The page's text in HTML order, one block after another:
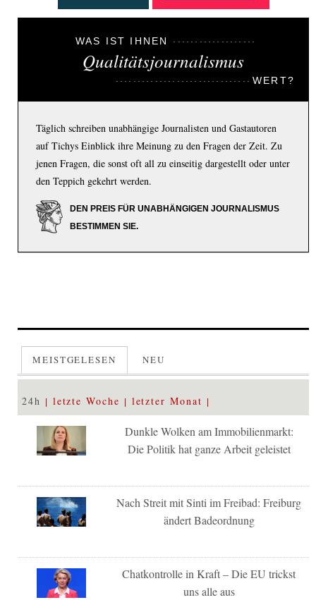
WAS IST IHNEN
Qualitätsjournalismus
WERT?
Täglich schreiben unabhängige Journalisten und Gastautoren
auf Tichys Einblick ihre Meinung zu den Fragen der Zeit. Zu
jenen Fragen, die sonst oft all zu einseitig dargestellt oder unter
den Teppich gekehrt werden.
DEN PREIS FÜR UNABHÄNGIGEN JOURNALISMUS
BESTIMMEN SIE.
MEISTGELESEN NEU
24h letzte Woche letzter Monat
Dunkle Wolken am Immobilienmarkt:
Die Politik hat ganze Arbeit geleistet
Nach Streit mit Sinti im Freibad: Freiburg
ändert Badeordnung
Chatkontrolle in Kraft – Die EU trickst
uns alle aus